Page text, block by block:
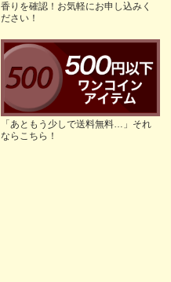
香りを確認！お気軽にお申し込みく
ださい！
「あともう少しで送料無料…」それ
ならこちら！